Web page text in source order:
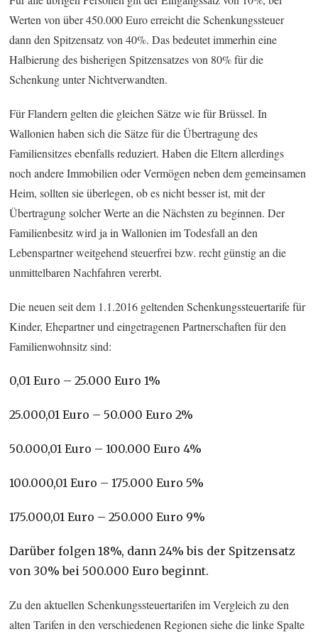
Werten von über 450.000 Euro erreicht die Schenkungssteuer
dann den Spitzensatz von 40%. Das bedeutet immerhin eine
Halbierung des bisherigen Spitzensatzes von 80% für die
Schenkung unter Nichtverwandten.
Für Flandern gelten die gleichen Sätze wie für Brüssel. In
Wallonien haben sich die Sätze für die Übertragung des
Familiensitzes ebenfalls reduziert. Haben die Eltern allerdings
noch andere Immobilien oder Vermögen neben dem gemeinsamen
Heim, sollten sie überlegen, ob es nicht besser ist, mit der
Übertragung solcher Werte an die Nächsten zu beginnen. Der
Familienbesitz wird ja in Wallonien im Todesfall an den
Lebenspartner weitgehend steuerfrei bzw. recht günstig an die
unmittelbaren Nachfahren vererbt.
Die neuen seit dem 1.1.2016 geltenden Schenkungssteuertarife für
Kinder, Ehepartner und eingetragenen Partnerschaften für den
Familienwohnsitz sind:
0,01 Euro – 25.000 Euro 1%
25.000,01 Euro – 50.000 Euro 2%
50.000,01 Euro – 100.000 Euro 4%
100.000,01 Euro – 175.000 Euro 5%
175.000,01 Euro – 250.000 Euro 9%
Darüber folgen 18%, dann 24% bis der Spitzensatz
von 30% bei 500.000 Euro beginnt.
Zu den aktuellen Schenkungssteuertarifen im Vergleich zu den
alten Tarifen in den verschiedenen Regionen siehe die linke Spalte